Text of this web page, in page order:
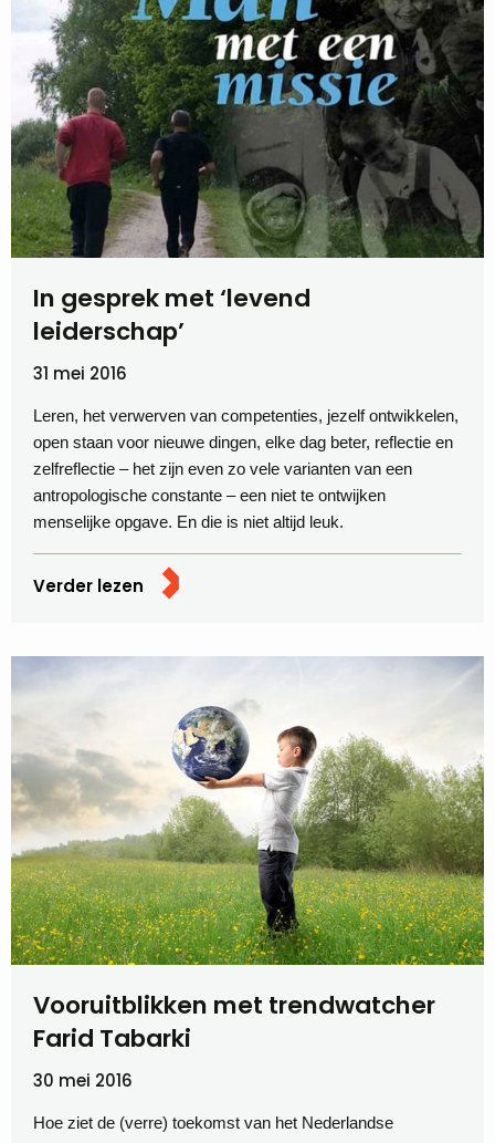
In gesprek met ‘levend
leiderschap’
31 mei 2016
Leren, het verwerven van competenties, jezelf ontwikkelen,
open staan voor nieuwe dingen, elke dag beter, reflectie en
zelfreflectie – het zijn even zo vele varianten van een
antropologische constante – een niet te ontwijken
menselijke opgave. En die is niet altijd leuk.
Verder lezen
Vooruitblikken met trendwatcher
Farid Tabarki
30 mei 2016
Hoe ziet de (verre) toekomst van het Nederlandse